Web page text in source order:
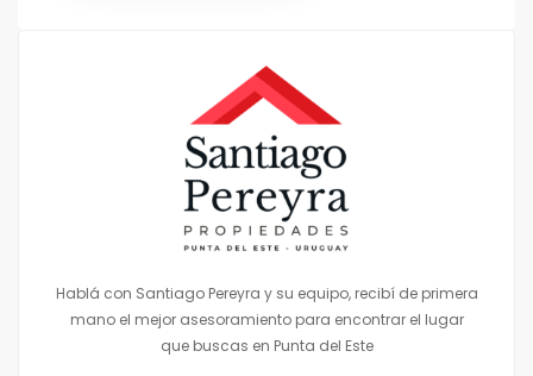
Hablá con Santiago Pereyra y su equipo, recibí de primera
mano el mejor asesoramiento para encontrar el lugar
que buscas en Punta del Este